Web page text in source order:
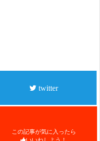
twitter
この記事が気に入ったら
いいねしよう！